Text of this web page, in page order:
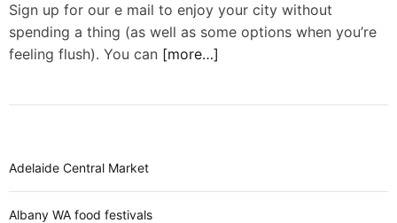
Sign up for our e mail to enjoy your city without
spending a thing (as well as some options when you’re
feeling flush). You can [more…]
Adelaide Central Market
Albany WA food festivals